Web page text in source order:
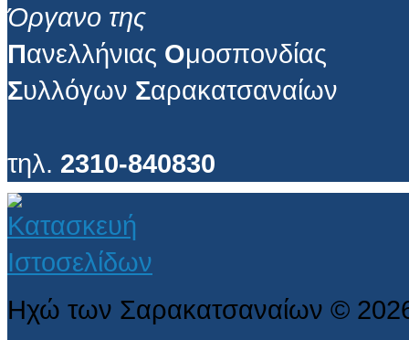
Όργανο της
Πανελλήνιας Ομοσπονδίας
Συλλόγων Σαρακατσαναίων
τηλ. 2310-840830
Ηχώ των Σαρακατσαναίων ©